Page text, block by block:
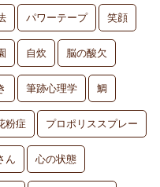
パワーテープ 笑顔
自炊 脳の酸欠
筆跡心理学 鯛
粉症 プロポリススプレー
ん 心の状態